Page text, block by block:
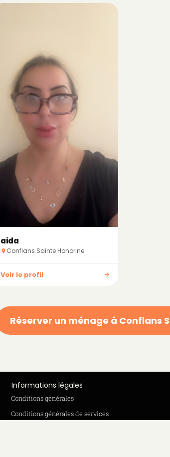
aida
Conflans Sainte Honorine
Voir le profil
Réserver un ménage à Conflans
Informations légales
Conditions générales
Conditions générales de services